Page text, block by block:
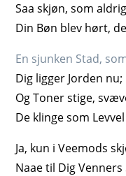
Saa skjøn, som
Din Bøn blev hørt,
En sjunken Stad,
Dig ligger Jorden
Og Toner stige,
De klinge som
Ja, kun i Veemods
Naae til Dig